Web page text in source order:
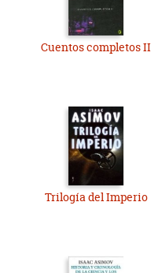
Cuentos completos II
Trilogía del Imperio